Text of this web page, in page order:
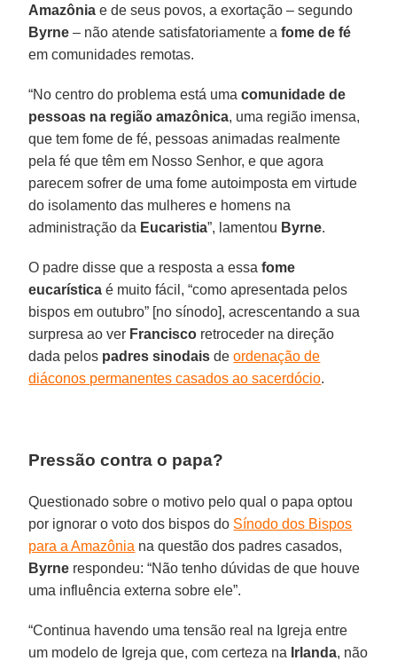
Amazônia e de seus povos, a exortação – segundo
Byrne – não atende satisfatoriamente afome de fé
em comunidades remotas.
“No centro do problema está umacomunidade de
pessoas na região amazônica, uma região imensa,
que tem fome de fé, pessoas animadas realmente
pela fé que têm em Nosso Senhor, e que agora
parecem sofrer de uma fome autoimposta em virtude
do isolamento das mulheres e homens na
administração da Eucaristia”, lamentou Byrne.
O padre disse que a resposta a essafome
eucarística é muito fácil, “como apresentada pelos
bispos em outubro” [no sínodo], acrescentando a sua
surpresa ao ver Francisco retroceder na direção
dada pelos padres sinodais deordenação de
diáconos permanentes casados ao sacerdócio.
Pressão contra o papa?
Questionado sobre o motivo pelo qual o papa optou
por ignorar o voto dos bispos do Sínodo dos Bispos
para a Amazônia na questão dos padres casados,
Byrne respondeu: “Não tenho dúvidas de que houve
uma influência externa sobre ele”.
“Continua havendo uma tensão real na Igreja entre
um modelo de Igreja que, com certeza na Irlanda, não